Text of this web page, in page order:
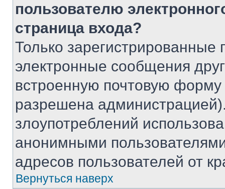
пользователю
страница входа?
Только зарегистрированные
электронные сообщения
встроенную почтовую
разрешена
злоупотреблений
анонимными
адресов пользователей от
Вернуться наверх